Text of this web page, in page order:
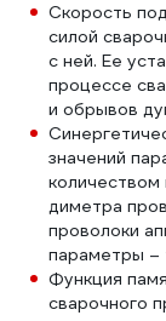
Скорость
силой
с ней. Ее
процессе
и обрывов
значений
количеством
диметра
проволоки
параметры –
Функция
сварочного